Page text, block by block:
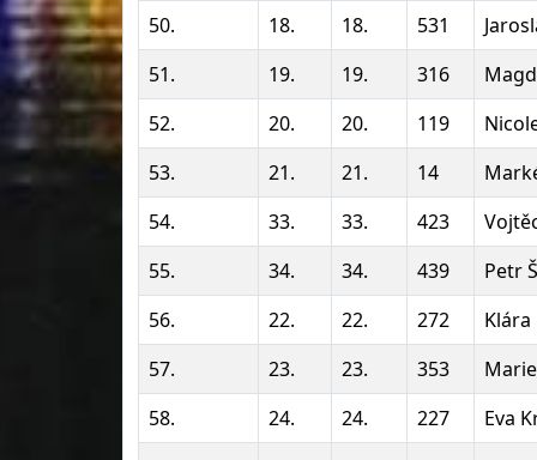
50.
18. 18. 531
51.
19. 19. 316
52.
20. 20. 119
53.
21. 21. 14
54.
33. 33. 423
55.
34. 34. 439
Petr
56.
22. 22. 272
57.
23. 23. 353
58.
24. 24. 227
Eva